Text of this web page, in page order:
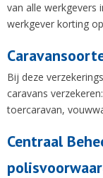
van alle werkgevers
werkgever korting
Bij deze
caravans verzekeren:
toercaravan,
Centraal